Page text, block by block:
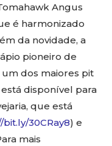
Angus
é harmonizado
da novidade, a
pioneiro de
um dos maiores pit
disponível para
que está
30CRay8) e
mais